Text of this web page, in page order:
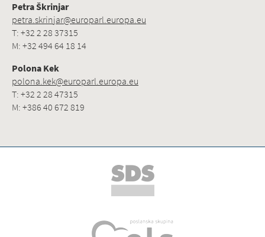
Petra Škrinjar
petra.skrinjar@europarl.europa.eu
T: +32 2 28 37315
M: +32 494 64 18 14
Polona Kek
polona.kek@europarl.europa.eu
T: +32 2 28 47315
M: +386 40 672 819